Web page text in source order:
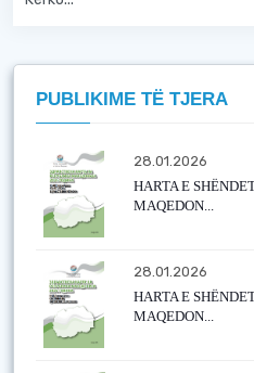
PUBLIKIME TË TJERA
28.01.2026
HARTA E
MAQEDON...
28.01.2026
HARTA E
MAQEDON...